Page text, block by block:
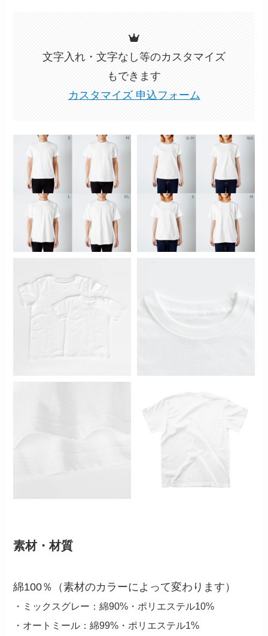
文字入れ・文字なし等のカスタマイズ
もできます
カスタマイズ 申込フォーム
素材・材質
綿100％（素材のカラーによって変わります）
・ミックスグレー：綿90%・ポリエステル10%
・オートミール：綿99%・ポリエステル1%